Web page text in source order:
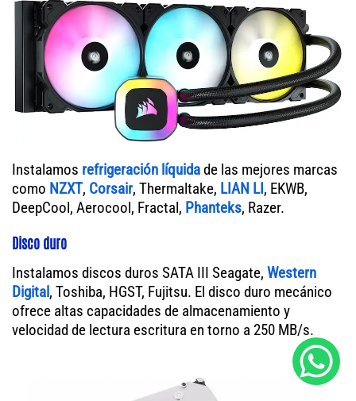
Instalamos refrigeración líquidade las mejores marcas
como NZXT, Corsair, Thermaltake, LIAN LI, EKWB,
DeepCool, Aerocool, Fractal, Phanteks, Razer.
Disco duro
Instalamos discos duros SATA III Seagate, Western
Digital, Toshiba, HGST, Fujitsu. El disco duro mecánico
ofrece altas capacidades de almacenamiento y
velocidad de lectura escritura en torno a 250 MB/s.